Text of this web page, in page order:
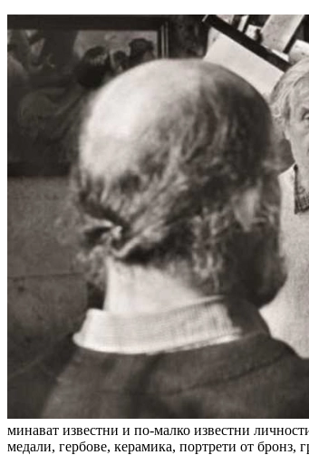
минават известни и по-малко известни
медали, гербове, керамика, портрети от